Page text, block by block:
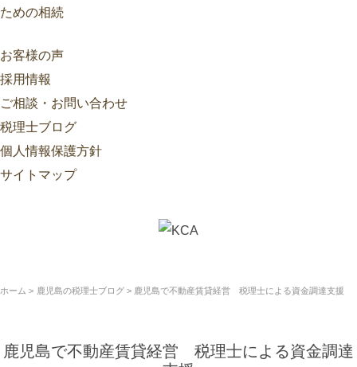
ための相続
お客様の声
採用情報
ご相談・お問い合わせ
税理士ブログ
個人情報保護方針
サイトマップ
ホーム 鹿児島の税理士ブログ 鹿児島で不動産賃貸経営 税理士による資金調達支援
鹿児島で不動産賃貸経営 税理士による資金調達